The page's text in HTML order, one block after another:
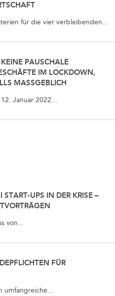
für die vier verbleibenden...
PAUSCHALE
IM LOCKDOWN,
MASSGEBLICH
Januar 2022...
START-UPS IN DER KRISE –
von...
FÜR
umfangreiche...